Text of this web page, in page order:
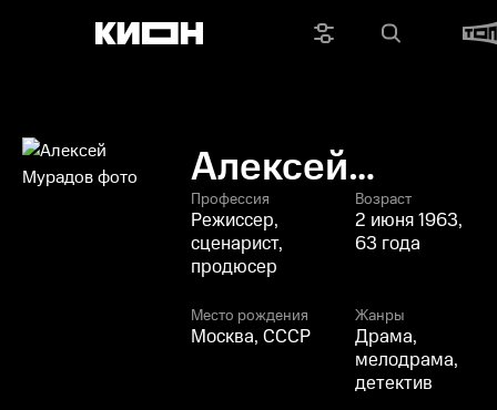
Алексей
Мурадов
Профессия
Режиссер,
сценарист,
продюсер
Возраст
2 июня 1963,
63 года
Место рождения
Москва, СССР
Жанры
Драма,
мелодрама,
детектив